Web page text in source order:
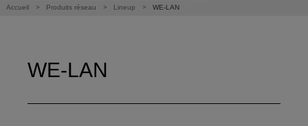
Accueil Produits réseau Lineup WE-LAN
WE-LAN